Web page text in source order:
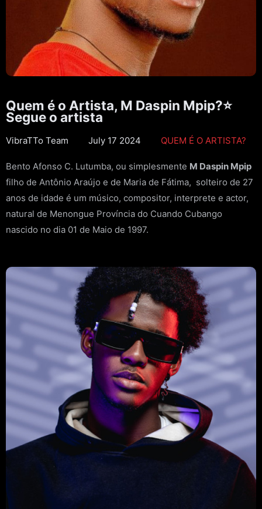
Quem é o Artista, M Daspin Mpip?⭐
Segue o artista
VibraTTo Team July 17 2024 QUEM É O ARTISTA?
Bento Afonso C. Lutumba, ou simplesmente M Daspin Mpip
filho de Antônio Araújo e de Maria de Fátima, solteiro de 27
anos de idade é um músico, compositor, interprete e actor,
natural de Menongue Província do Cuando Cubango
nascido no dia 01 de Maio de 1997.